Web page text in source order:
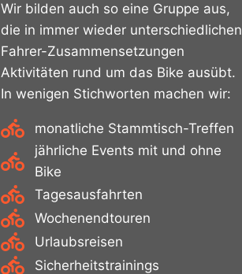
Wir bilden auch so eine Gruppe aus,
die in immer wieder unterschiedlichen
Fahrer-Zusammensetzungen
Aktivitäten rund um das Bike ausübt.
In wenigen Stichworten machen wir:
monatliche Stammtisch-Treffen
jährliche Events mit und ohne
Bike
Tagesausfahrten
Wochenendtouren
Urlaubsreisen
Sicherheitstrainings